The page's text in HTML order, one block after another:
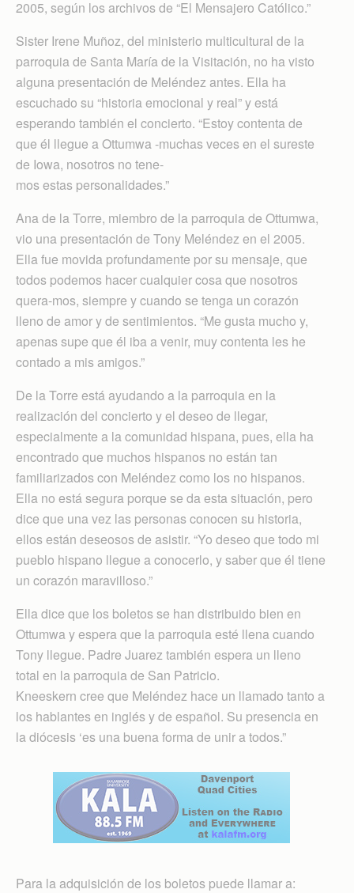
2005, según los archivos de “El Mensajero Católico.”
Sister Irene Muñoz, del ministerio multicultural de la
parroquia de Santa María de la Visitación, no ha visto
alguna presentación de Meléndez antes. Ella ha
escuchado su “historia emocional y real” y está
esperando también el concierto. “Estoy contenta de
que él llegue a Ottumwa -muchas veces en el sureste
de Iowa, nosotros no tene-
mos estas personalidades.”
Ana de la Torre, miembro de la parroquia de Ottumwa,
vio una presentación de Tony Meléndez en el 2005.
Ella fue movida profundamente por su mensaje, que
todos podemos hacer cualquier cosa que nosotros
quera-mos, siempre y cuando se tenga un corazón
lleno de amor y de sentimientos. “Me gusta mucho y,
apenas supe que él iba a venir, muy contenta les he
contado a mis amigos.”
De la Torre está ayudando a la parroquia en la
realización del concierto y el deseo de llegar,
especialmente a la comunidad hispana, pues, ella ha
encontrado que muchos hispanos no están tan
familiarizados con Meléndez como los no hispanos.
Ella no está segura porque se da esta situación, pero
dice que una vez las personas conocen su historia,
ellos están deseosos de asistir. “Yo deseo que todo mi
pueblo hispano llegue a conocerlo, y saber que él tiene
un corazón maravilloso.”
Ella dice que los boletos se han distribuido bien en
Ottumwa y espera que la parroquia esté llena cuando
Tony llegue. Padre Juarez también espera un lleno
total en la parroquia de San Patricio.
Kneeskern cree que Meléndez hace un llamado tanto a
los hablantes en inglés y de español. Su presencia en
la diócesis ‘es una buena forma de unir a todos.”
Para la adquisición de los boletos puede llamar a: